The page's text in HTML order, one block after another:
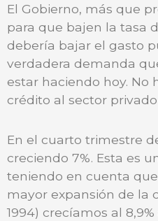
El Gobierno, más que
para que bajen la tasa
debería bajar el gasto
verdadera demanda
estar haciendo hoy. No
crédito al sector
En el cuarto trimestre
creciendo 7%. Esta es
teniendo en cuenta
mayor expansión de la
1994) crecíamos al